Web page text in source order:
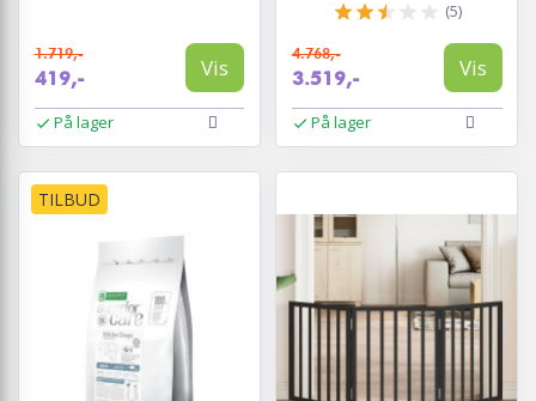
1.719,-
419,- Vis
På lager
(5)
4.768,-
3.519,- Vis
På lager
TILBUD